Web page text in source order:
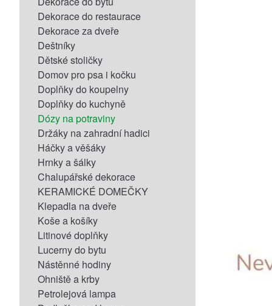
Dekorace do restaurace
Dekorace za dveře
Deštníky
Dětské stoličky
Domov pro psa i kočku
Doplňky do koupelny
Doplňky do kuchyně
Dózy na potraviny
Držáky na zahradní hadici
Háčky a věšáky
Hrnky a šálky
Chalupářské dekorace
KERAMICKÉ DOMEČKY
Klepadla na dveře
Koše a košíky
Litinové doplňky
Lucerny do bytu
Nástěnné hodiny
Ohniště a krby
Petrolejová lampa